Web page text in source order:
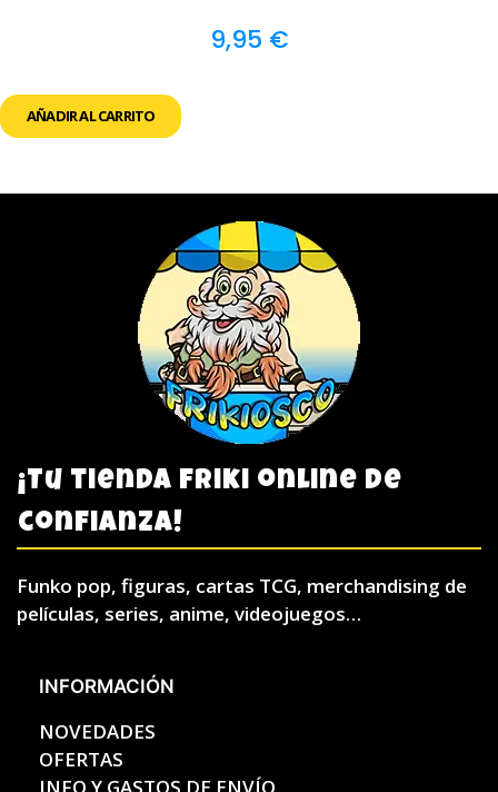
9,95 €
AÑADIR AL CARRITO
¡Tu tienda friki online de
confianza!
Funko pop, figuras, cartas TCG, merchandising de
películas, series, anime, videojuegos…
INFORMACIÓN
NOVEDADES
OFERTAS